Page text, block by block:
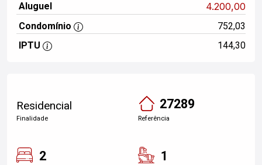
Aluguel 4.200,00
Condomínio
752,03
IPTU
144,30
Residencial
Finalidade
27289
Referência
2 1